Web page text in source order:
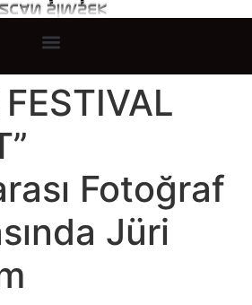
Fotoğraf
Jüri